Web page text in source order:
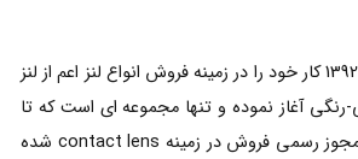
فروشگاه لنز امیر از سال 1392 کار خود را در زمینه فروش انواع لنز اعم از لنز
آغاز نموده و تنها مجموعه ای است که تا
کنون موفق به دریافت مجوز رسمی فروش در زمینه contact lens شده